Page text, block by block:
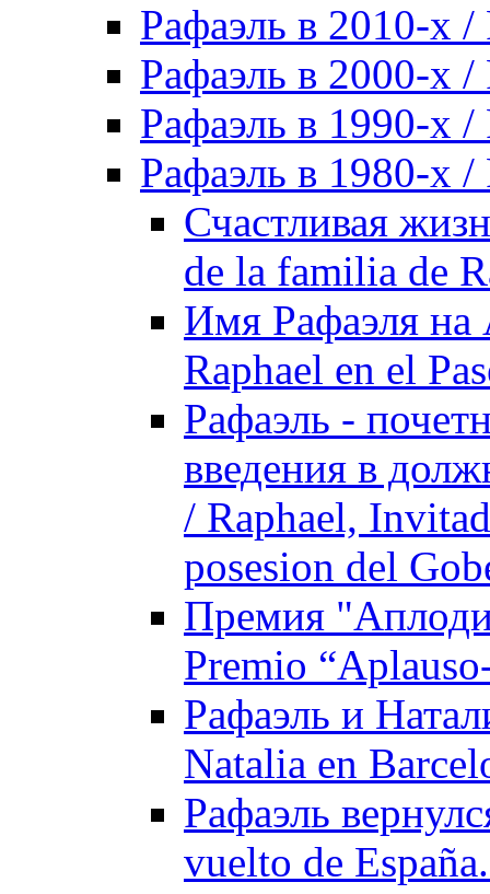
Рафаэль в 2010-х /
Рафаэль в 2000-х /
Рафаэль в 1990-х /
Рафаэль в 1980-х /
Счастливая
de la familia de
Имя Рафаэля на
Raphael en el
Рафаэль -
введения в
/ Raphael,
posesion del
Премия
Premio
Рафаэль и
Natalia en
Рафаэль
vuelto de